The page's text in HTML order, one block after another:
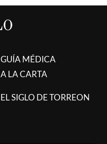
GUÍA MÉDICA
A LA CARTA
EL SIGLO DE TORREON